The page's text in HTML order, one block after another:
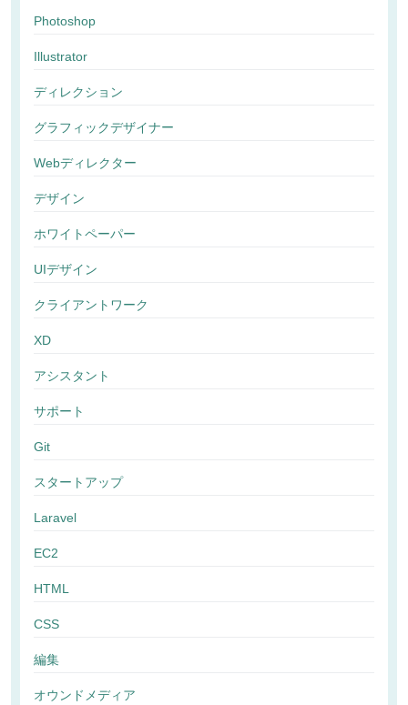
Photoshop
Illustrator
ディレクション
グラフィックデザイナー
Webディレクター
デザイン
ホワイトペーパー
UIデザイン
クライアントワーク
XD
アシスタント
サポート
Git
スタートアップ
Laravel
EC2
HTML
CSS
編集
オウンドメディア